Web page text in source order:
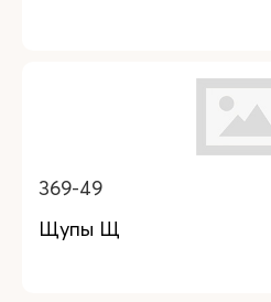
369-49
Щупы Щ